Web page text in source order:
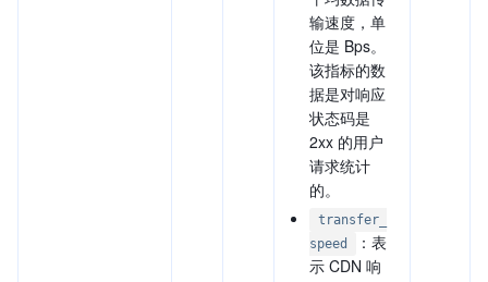
输速度，单
位是 Bps。
该指标的数
据是对响应
状态码是
2xx 的用户
请求统计
的。
transfer_
speed
：表
示 CDN 响